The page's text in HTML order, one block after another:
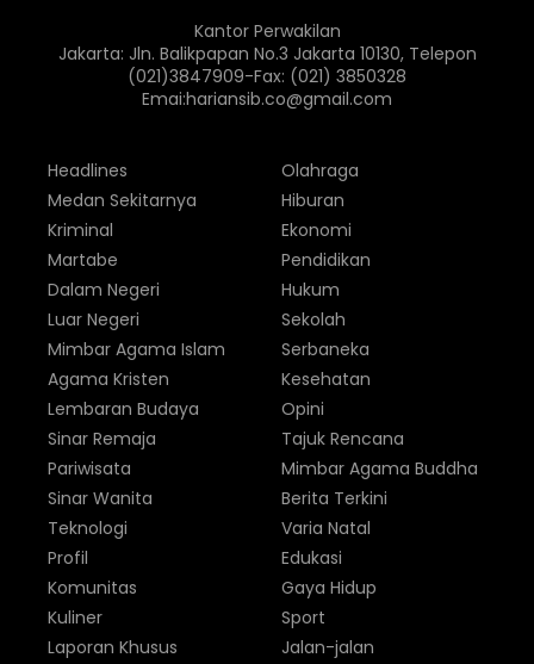
Kantor Perwakilan
Jakarta: Jln. Balikpapan No.3 Jakarta 10130, Telepon
(021)3847909-Fax: (021) 3850328
Emai:hariansib.co@gmail.com
Headlines
Medan Sekitarnya
Kriminal
Martabe
Dalam Negeri
Luar Negeri
Olahraga
Hiburan
Ekonomi
Pendidikan
Hukum
Sekolah
Mimbar Agama Islam
Agama Kristen
Lembaran Budaya
Sinar Remaja
Pariwisata
Sinar Wanita
Serbaneka
Kesehatan
Opini
Tajuk Rencana
Mimbar Agama Buddha
Berita Terkini
Teknologi
Profil
Komunitas
Kuliner
Laporan Khusus
Varia Natal
Edukasi
Gaya Hidup
Sport
Jalan-jalan